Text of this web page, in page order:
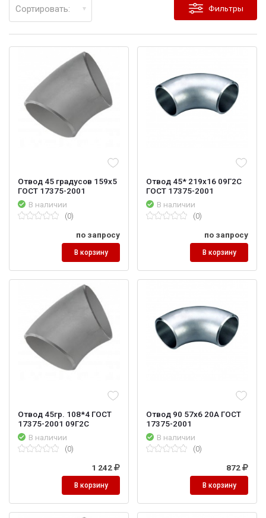
Фильтры
Сортировать:
Отвод 45 градусов 159х5
ГОСТ 17375-2001
В наличии
(0)
по запросу
В корзину
Отвод 45* 219х16 09Г2С
ГОСТ 17375-2001
В наличии
(0)
по запросу
В корзину
Отвод 45гр. 108*4 ГОСТ
17375-2001 09Г2С
В наличии
(0)
1 242
В корзину
Отвод 90 57х6 20А ГОСТ
17375-2001
В наличии
(0)
872
В корзину